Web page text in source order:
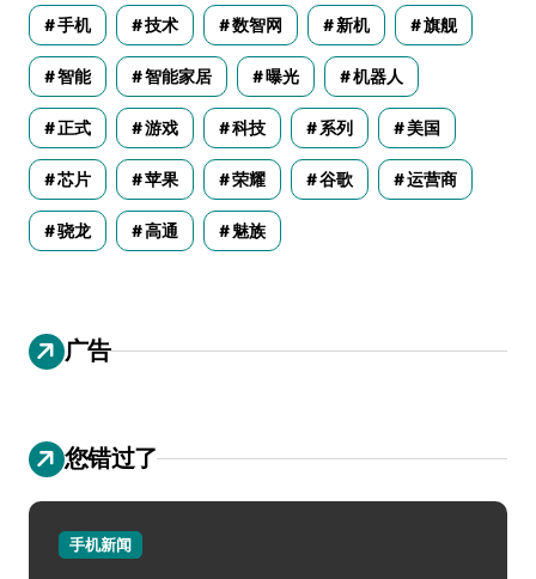
手机 技术 数智网 新机 旗舰
智能 智能家居 曝光 机器人
正式 游戏 科技 系列 美国
芯片 苹果 荣耀 谷歌 运营商
骁龙 高通 魅族
广告
您错过了
手机新闻